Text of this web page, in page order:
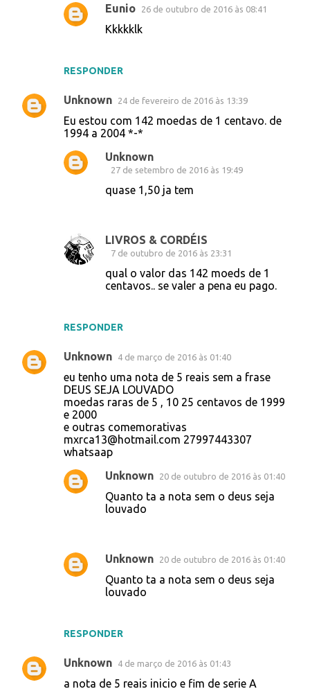
RESPONDER
Eunio 26 de outubro de 2016 às 08:41
Kkkkklk
Unknown 24 de fevereiro de 2016 às 13:39
Eu estou com 142 moedas de 1 centavo. de
1994 a 2004 *-*
RESPONDER
Unknown
27 de setembro de 2016 às 19:49
quase 1,50 ja tem
LIVROS & CORDÉIS
7 de outubro de 2016 às 23:31
qual o valor das 142 moeds de 1
centavos.. se valer a pena eu pago.
Unknown 4 de março de 2016 às 01:40
eu tenho uma nota de 5 reais sem a frase
DEUS SEJA LOUVADO
moedas raras de 5 , 10 25 centavos de 1999
e 2000
e outras comemorativas
mxrca13@hotmail.com 27997443307
whatsaap
RESPONDER
Unknown 20 de outubro de 2016 às 01:40
Quanto ta a nota sem o deus seja
louvado
Unknown 20 de outubro de 2016 às 01:40
Quanto ta a nota sem o deus seja
louvado
Unknown 4 de março de 2016 às 01:43
a nota de 5 reais inicio e fim de serie A